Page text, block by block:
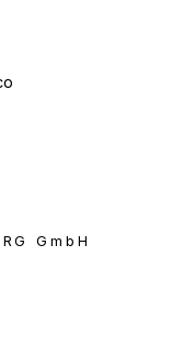
GmbH